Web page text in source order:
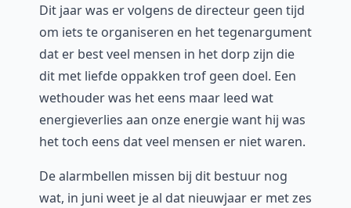
Dit jaar was er volgens de directeur geen tijd
om iets te organiseren en het tegenargument
dat er best veel mensen in het dorp zijn die
dit met liefde oppakken trof geen doel. Een
wethouder was het eens maar leed wat
energieverlies aan onze energie want hij was
het toch eens dat veel mensen er niet waren.
De alarmbellen missen bij dit bestuur nog
wat, in juni weet je al dat nieuwjaar er met zes